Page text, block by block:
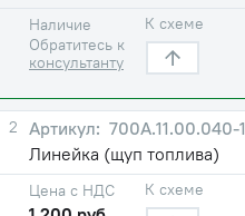
Наличие
Обратитесь к
консультанту
К схеме
2
700А.11.00.040-1
Линейка (щуп топлива)
Цена с НДС К схеме